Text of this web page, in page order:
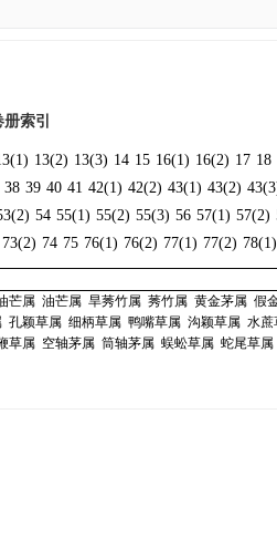
索引
13(2) 13(3) 14 15 16(1) 16(2) 17 18
38 39 40 41 42(1) 42(2) 43(1) 43(2)
54 55(1) 55(2) 55(3) 56 57(1) 57(2)
73(2) 74 75 76(1) 76(2) 77(1) 77(2) 78(1)
芒属 油芒属 旱莠竹属 莠竹属 黄金茅属 假
孔颖草属 细柄草属 鸭嘴草属 沟颖草属 水蔗
草属 空轴茅属 筒轴茅属 蜈蚣草属 蛇尾草属